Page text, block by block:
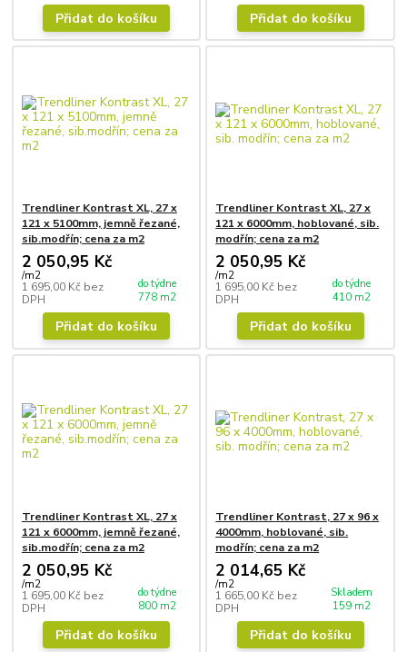
Přidat do košíku Přidat do košíku
Trendliner Kontrast XL, 27 x
121 x 5100mm, jemně řezané,
sib.modřín; cena za m2
2 050,95 Kč
/m2
1 695,00 Kč bez
DPH
do týdne
778 m2
Přidat do košíku
Trendliner Kontrast XL, 27 x
121 x 6000mm, hoblované, sib.
modřín; cena za m2
2 050,95 Kč
/m2
1 695,00 Kč bez
DPH
do týdne
410 m2
Přidat do košíku
Trendliner Kontrast XL, 27 x
121 x 6000mm, jemně řezané,
sib.modřín; cena za m2
2 050,95 Kč
/m2
1 695,00 Kč bez
DPH
do týdne
800 m2
Přidat do košíku
Trendliner Kontrast, 27 x 96 x
4000mm, hoblované, sib.
modřín; cena za m2
2 014,65 Kč
/m2
1 665,00 Kč bez
DPH
Skladem
159 m2
Přidat do košíku